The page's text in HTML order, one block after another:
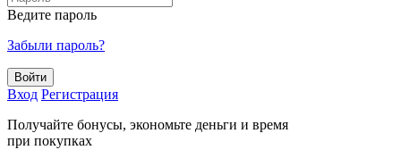
Ведите пароль
Забыли пароль?
Войти
Вход Регистрация
Получайте бонусы, экономьте деньги и время
при покупках